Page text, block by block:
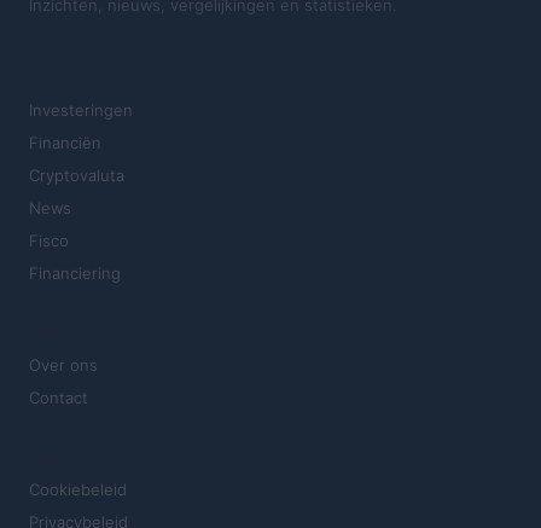
Inzichten, nieuws, vergelijkingen en statistieken.
Investeringen
Financiën
Cryptovaluta
News
Fisco
Financiering
Over ons
Contact
Cookiebeleid
Privacybeleid